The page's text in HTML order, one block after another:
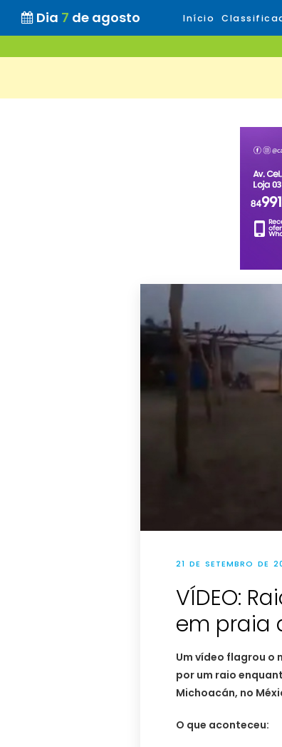
Dia 7 de agosto Início
21 DE SETEMBRO DE
VÍDEO:
em praia
Um vídeo flagrou o
por um raio
Michoacán, no
O que aconteceu: